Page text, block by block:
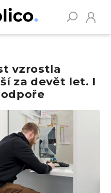
vzrostla
za devět let. I